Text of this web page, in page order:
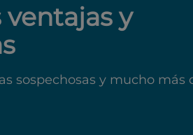
y
sospechosas y mucho más